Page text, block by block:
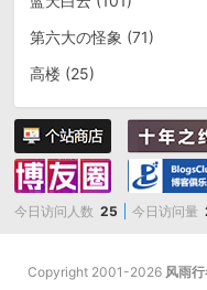
第六大の怪象 (71)
高楼 (25)
今日访问人数 25 今日访问量
Copyright 2001-2026 风雨